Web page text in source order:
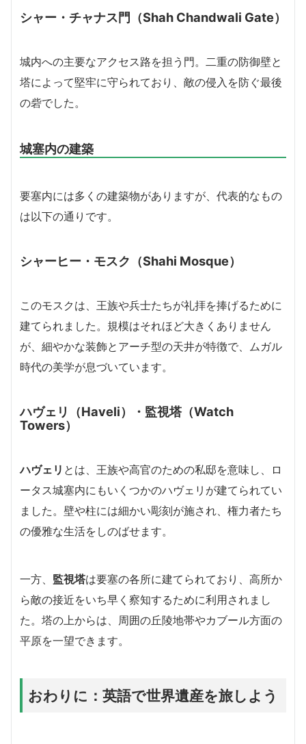
シャー・チャナス門（Shah Chandwali Gate）
城内への主要なアクセス路を担う門。二重の防御壁と
塔によって堅牢に守られており、敵の侵入を防ぐ最後
の砦でした。
城塞内の建築
要塞内には多くの建築物がありますが、代表的なもの
は以下の通りです。
シャーヒー・モスク（Shahi Mosque）
このモスクは、王族や兵士たちが礼拝を捧げるために
建てられました。規模はそれほど大きくありません
が、細やかな装飾とアーチ型の天井が特徴で、ムガル
時代の美学が息づいています。
ハヴェリ（Haveli）・監視塔（Watch
Towers）
ハヴェリ とは、王族や高官のための私邸を意味し、ロ
ータス城塞内にもいくつかのハヴェリが建てられてい
ました。壁や柱には細かい彫刻が施され、権力者たち
の優雅な生活をしのばせます。
一方、 監視塔は要塞の各所に建てられており、高所か
ら敵の接近をいち早く察知するために利用されまし
た。塔の上からは、周囲の丘陵地帯やカブール方面の
平原を一望できます。
おわりに：英語で世界遺産を旅しよう